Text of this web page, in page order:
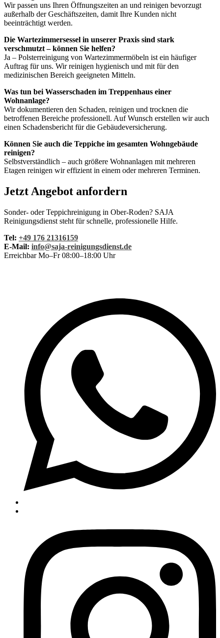
Wir passen uns Ihren Öffnungszeiten an und reinigen bevorzugt
außerhalb der Geschäftszeiten, damit Ihre Kunden nicht
beeinträchtigt werden.
Die Wartezimmersessel in unserer Praxis sind stark
verschmutzt – können Sie helfen?
Ja – Polsterreinigung von Wartezimmermöbeln ist ein häufiger
Auftrag für uns. Wir reinigen hygienisch und mit für den
medizinischen Bereich geeigneten Mitteln.
Was tun bei Wasserschaden im Treppenhaus einer
Wohnanlage?
Wir dokumentieren den Schaden, reinigen und trocknen die
betroffenen Bereiche professionell. Auf Wunsch erstellen wir auch
einen Schadensbericht für die Gebäudeversicherung.
Können Sie auch die Teppiche im gesamten Wohngebäude
reinigen?
Selbstverständlich – auch größere Wohnanlagen mit mehreren
Etagen reinigen wir effizient in einem oder mehreren Terminen.
Jetzt Angebot anfordern
Sonder- oder Teppichreinigung in Ober-Roden? SAJA
Reinigungsdienst steht für schnelle, professionelle Hilfe.
Tel: +49 176 21316159
E-Mail: info@saja-reinigungsdienst.de
Erreichbar Mo–Fr 08:00–18:00 Uhr